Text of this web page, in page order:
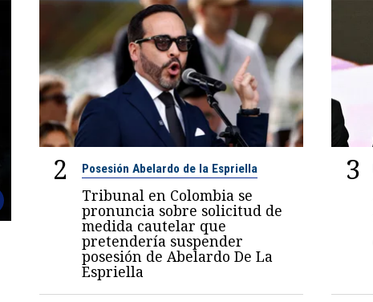
2 Posesión Abelardo de la Espriella
Tribunal en Colombia se
pronuncia sobre solicitud de
medida cautelar que
pretendería suspender
posesión de Abelardo De La
Espriella
3